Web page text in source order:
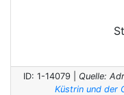
ID: 1-14079 | Quelle:
Küstrin und der